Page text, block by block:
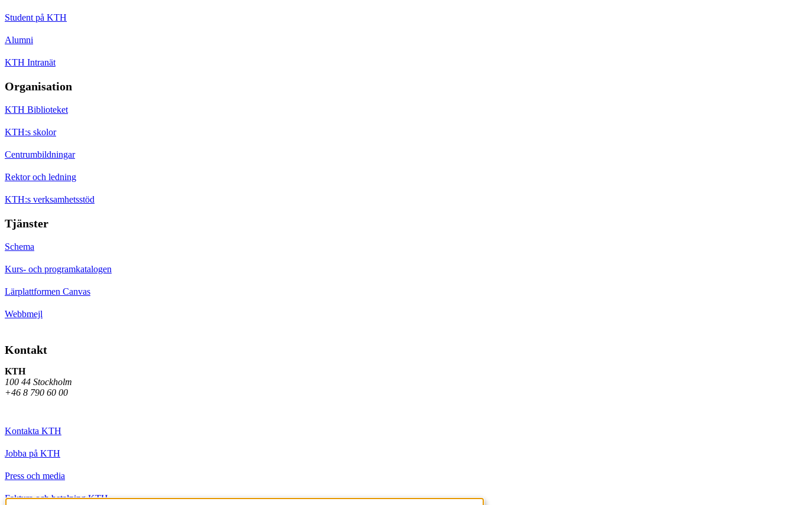
Student på KTH
Alumni
KTH Intranät
Organisation
KTH Biblioteket
KTH:s skolor
Centrumbildningar
Rektor och ledning
KTH:s verksamhetsstöd
Tjänster
Schema
Kurs- och programkatalogen
Lärplattformen Canvas
Webbmejl
Kontakt
KTH
100 44 Stockholm
+46 8 790 60 00
Kontakta KTH
Jobba på KTH
Press och media
Faktura och betalning KTH